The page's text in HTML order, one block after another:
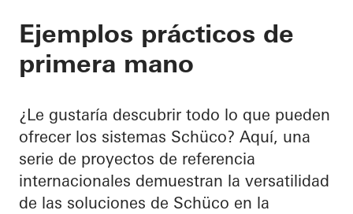
Ejemplos prácticos de
primera mano
¿Le gustaría descubrir todo lo que pueden
ofrecer los sistemas Schüco? Aquí, una
serie de proyectos de referencia
internacionales demuestran la versatilidad
de las soluciones de Schüco en la